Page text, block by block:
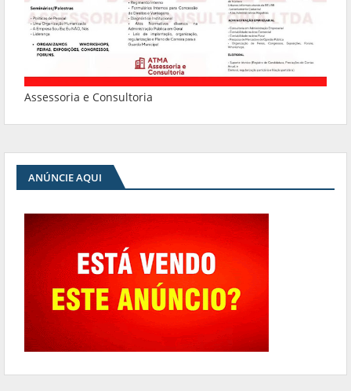
Assessoria e Consultoria
ANÚNCIE AQUI